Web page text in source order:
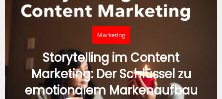
Marketing
Storytelling im Content
Marketing: Der Schlüssel zu
emotionalem Markenaufbau